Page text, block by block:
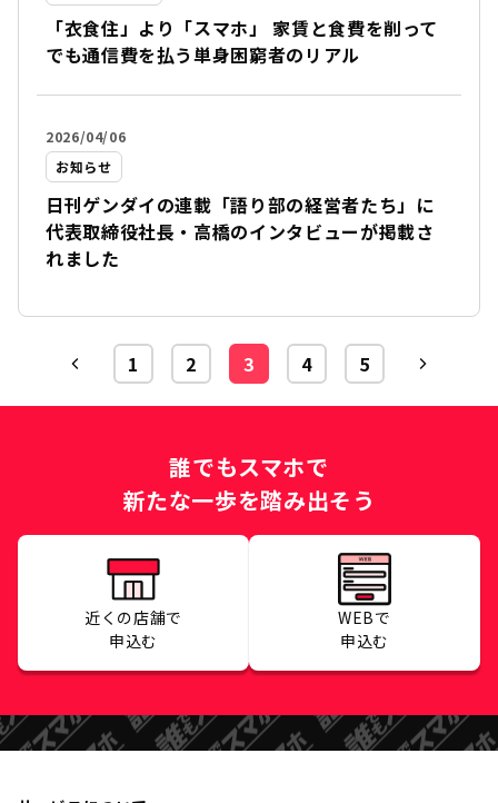
「衣食住」より「スマホ」 家賃と食費を削って
でも通信費を払う単身困窮者のリアル
2026/04/06
お知らせ
日刊ゲンダイの連載「語り部の経営者たち」に
代表取締役社長・高橋のインタビューが掲載さ
れました
1 2 3 4 5
誰でもスマホで
新たな一歩を踏み出そう
近くの店舗で
申込む
WEBで
申込む